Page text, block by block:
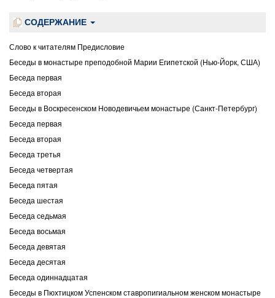
СОДЕРЖАНИЕ
Слово к читателям Предисловие
Беседы в монастыре преподобной Марии Египетской (Нью-Йорк, США)
Беседа первая
Беседа вторая
Беседы в Воскресенском Новодевичьем монастыре (Санкт-Петербург)
Беседа первая
Беседа вторая
Беседа третья
Беседа четвертая
Беседа пятая
Беседа шестая
Беседа седьмая
Беседа восьмая
Беседа девятая
Беседа десятая
Беседа одиннадцатая
Беседы в Пюхтицком Успенском ставропигиальном женском монастыре